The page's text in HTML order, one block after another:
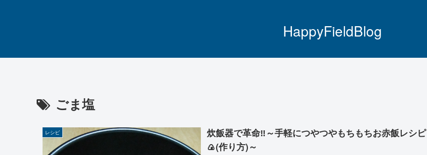
HappyFieldBlog
ごま塩
レシピ
炊飯器で革命‼～手軽につやつやもちもちお赤飯レシピ
🍙(作り方)～